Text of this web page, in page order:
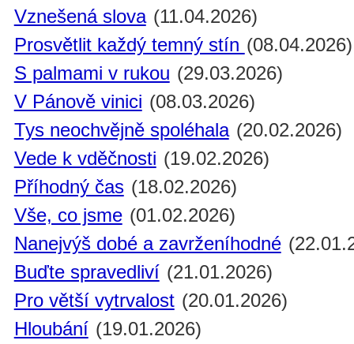
Vznešená slova (11.04.2026)
Prosvětlit každý temný stín (08.04.2026)
S palmami v rukou (29.03.2026)
V Pánově vinici (08.03.2026)
Tys neochvějně spoléhala (20.02.2026)
Vede k vděčnosti (19.02.2026)
Příhodný čas (18.02.2026)
Vše, co jsme (01.02.2026)
Nanejvýš dobé a zavrženíhodné
Buďte spravedliví (21.01.2026)
Pro větší vytrvalost (20.01.2026)
Hloubání (19.01.2026)